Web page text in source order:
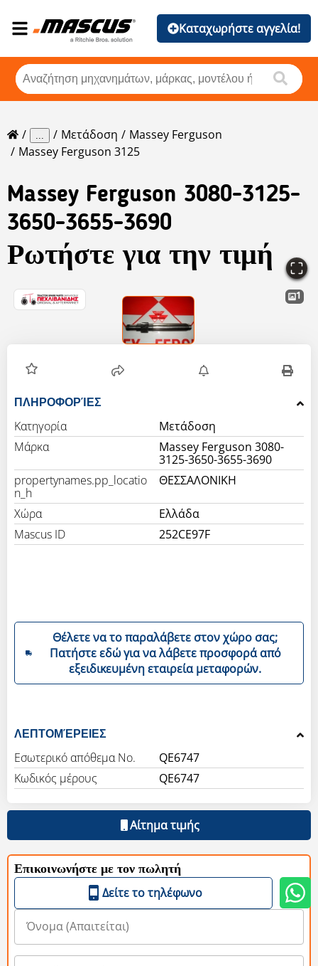
Καταχωρήστε αγγελία!
... Μετάδοση
Massey Ferguson
Massey Ferguson 3125
Massey Ferguson 3080-3125-
3650-3655-3690
Ρωτήστε για την τιμή
1
ΠΛΗΡΟΦΟΡΊΕΣ
Κατηγορία
Μετάδοση
Μάρκα
Massey Ferguson 3080-
3125-3650-3655-3690
propertynames.pp_locatio
n_h
ΘΕΣΣΑΛΟΝΙΚΗ
Χώρα
Ελλάδα
Mascus ID
252CE97F
Θέλετε να το παραλάβετε στον χώρο σας;
Πατήστε εδώ για να λάβετε προσφορά από
εξειδικευμένη εταιρεία μεταφορών.
ΛΕΠΤΟΜΈΡΕΙΕΣ
Εσωτερικό απόθεμα Νο.
QE6747
Κωδικός μέρους
QE6747
Αίτημα τιμής
Επικοινωνήστε με τον πωλητή
Δείτε το τηλέφωνο